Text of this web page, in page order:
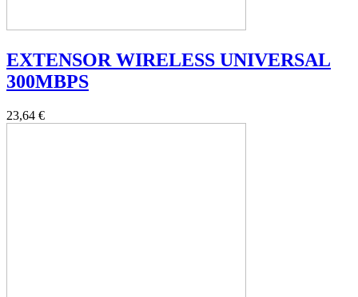
EXTENSOR WIRELESS UNIVERSAL
300MBPS
23,64 €